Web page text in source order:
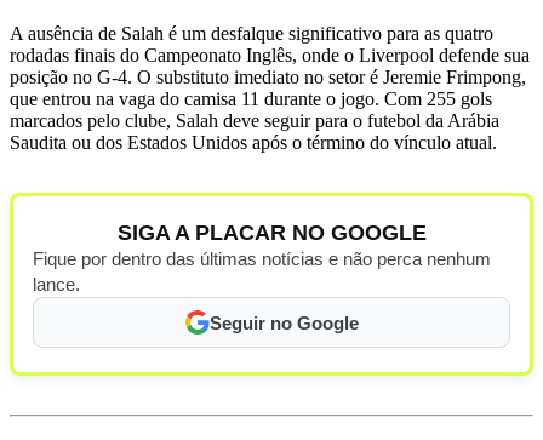
A ausência de Salah é um desfalque significativo para as quatro
rodadas finais do Campeonato Inglês, onde o Liverpool defende sua
posição no G-4. O substituto imediato no setor é Jeremie Frimpong,
que entrou na vaga do camisa 11 durante o jogo. Com 255 gols
marcados pelo clube, Salah deve seguir para o futebol da Arábia
Saudita ou dos Estados Unidos após o término do vínculo atual.
SIGA A PLACAR NO GOOGLE
Fique por dentro das últimas notícias e não perca nenhum
lance.
Seguir no Google